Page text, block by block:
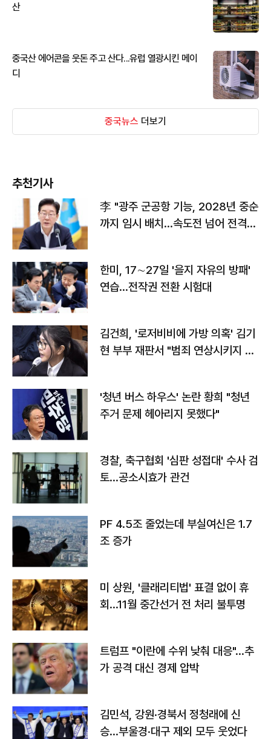
산
중국산 에어콘을 웃돈 주고 산다...유럽 열광시킨 메이
디
중국뉴스 더보기
추천기사
李 "광주 군공항 기능, 2028년 중순
까지 임시 배치…속도전 넘어 전격
한미, 17∼27일 '을지 자유의 방패'
연습…전작권 전환 시험대
김건희, '로저비비에 가방 의혹' 김기
현 부부 재판서 "범죄 연상시키지 말
'청년 버스 하우스' 논란 황희 "청년
주거 문제 헤아리지 못했다"
경찰, 축구협회 '심판 성접대' 수사 검
토…공소시효가 관건
PF 4.5조 줄었는데 부실여신은 1.7
조 증가
미 상원, '클래리티법' 표결 없이 휴
회…11월 중간선거 전 처리 불투명
트럼프 "이란에 수위 낮춰 대응"…추
가 공격 대신 경제 압박
김민석, 강원·경북서 정청래에 신
승…부울경·대구 제외 모두 웃었다